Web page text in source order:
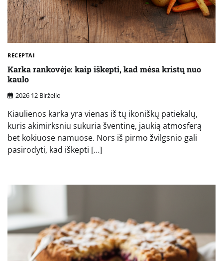
RECEPTAI
Karka rankovėje: kaip iškepti, kad mėsa kristų nuo
kaulo
2026 12 Birželio
Kiaulienos karka yra vienas iš tų ikoniškų patiekalų,
kuris akimirksniu sukuria šventinę, jaukią atmosferą
bet kokiuose namuose. Nors iš pirmo žvilgsnio gali
pasirodyti, kad iškepti […]